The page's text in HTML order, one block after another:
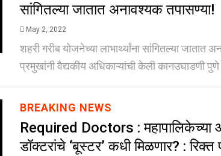
सांगितल्या जातात अनावश्यक तपासण्या!
May 2, 2022
शहरी गरीब योजनेच्या लाभार्थ्यांना सांगितल्या जातात
प्रमुखांनी वैद्यकीय अधिकाऱ्यांची केली कानउघाडणी
BREAKING NEWS
Required Doctors : महापालिकेच्या
डॉक्टरांचे ‘बूस्टर’ कधी मिळणार? :